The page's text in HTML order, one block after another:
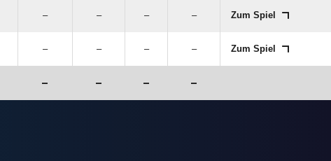
– – – – Zum Spiel
– – – – Zum Spiel
– – – –